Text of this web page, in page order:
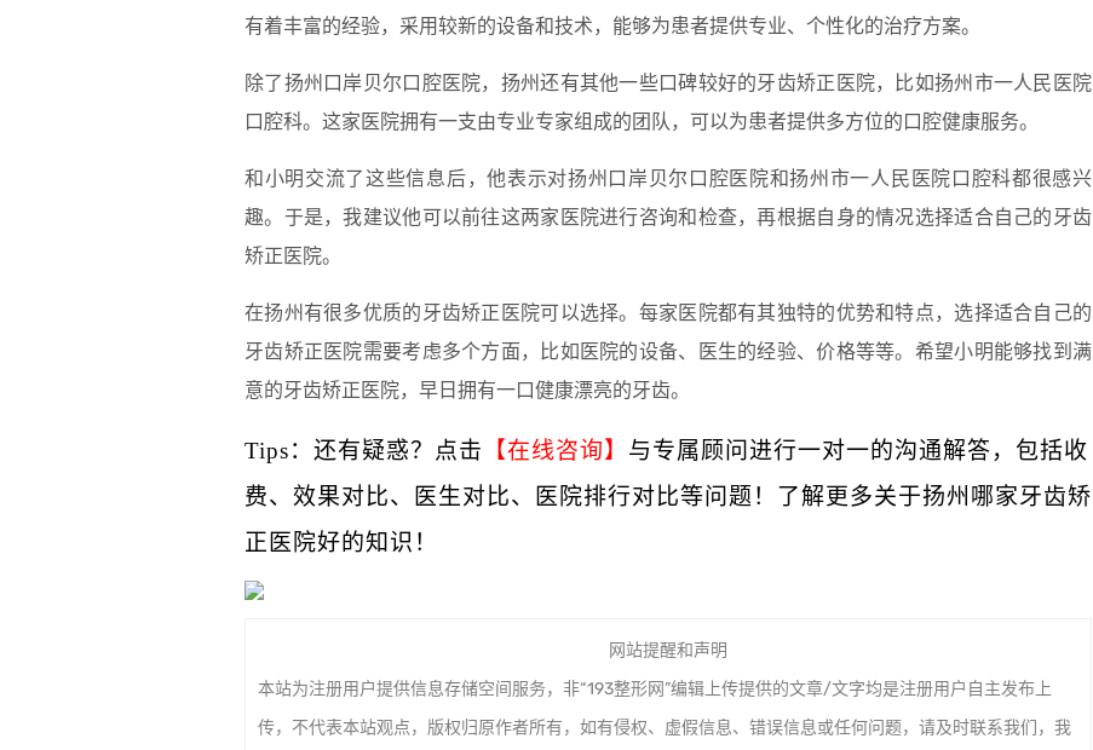
有着丰富的经验，采用较新的设备和技术，能够为患者提供专业、个性化的治疗方案。
除了扬州口岸贝尔口腔医院，扬州还有其他一些口碑较好的牙齿矫正医院，比如扬州市一人民医院
口腔科。这家医院拥有一支由专业专家组成的团队，可以为患者提供多方位的口腔健康服务。
和小明交流了这些信息后，他表示对扬州口岸贝尔口腔医院和扬州市一人民医院口腔科都很感兴
趣。于是，我建议他可以前往这两家医院进行咨询和检查，再根据自身的情况选择适合自己的牙齿
矫正医院。
在扬州有很多优质的牙齿矫正医院可以选择。每家医院都有其独特的优势和特点，选择适合自己的
牙齿矫正医院需要考虑多个方面，比如医院的设备、医生的经验、价格等等。希望小明能够找到满
意的牙齿矫正医院，早日拥有一口健康漂亮的牙齿。
Tips：还有疑惑？点击 【在线咨询】 与专属顾问进行一对一的沟通解答，包括收
费、效果对比、医生对比、医院排行对比等问题！了解更多关于扬州哪家牙齿矫
正医院好的知识！
网站提醒和声明
本站为注册用户提供信息存储空间服务，非“193整形网”编辑上传提供的文章/文字均是注册用户自主发布上
传，不代表本站观点，版权归原作者所有，如有侵权、虚假信息、错误信息或任何问题，请及时联系我们，我